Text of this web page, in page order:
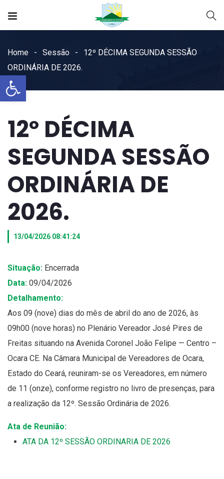
Open toolbar
Home Sessão
12º DÉCIMA SEGUNDA SESSÃO
ORDINÁRIA DE 2026.
12º DÉCIMA
SEGUNDA SESSÃO
ORDINÁRIA DE
2026.
13/04/2026 08:41:24
Situação: Encerrada
Data: 09/04/2026
Detalhamento:
Aos 09 (nove) dias do mês de abril do ano de 2026, às
09h00 (nove horas) no Plenário Vereador José Pires de
Freitas situando na Avenida Coronel João Felipe — Centro –
Ocara CE. Na Câmara Municipal de Vereadores de Ocara,
Estado do Ceará, reuniram-se os Vereadores, em número
de 11 (onze), conforme registro no livro de presenças, para
a realização da 12º. Sessão Ordinária de 2026.
Ata de Reunião:
ATA DA 12º SESSÃO ORDINARIA DE 2026